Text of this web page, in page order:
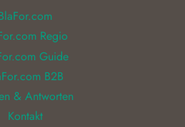
Regio
Guide
B2B
& Antworten
Kontakt